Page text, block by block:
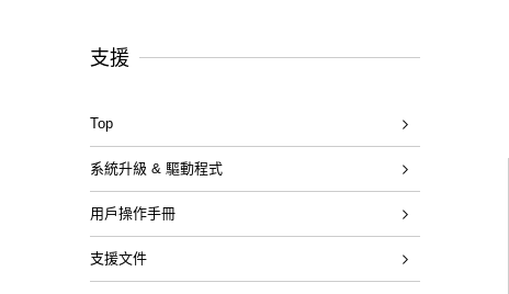
支援
Top
系統升級 & 驅動程式
用戶操作手冊
支援文件